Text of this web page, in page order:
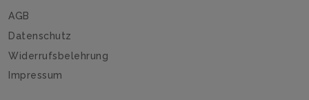
AGB
Datenschutz
Widerrufsbelehrung
Impressum